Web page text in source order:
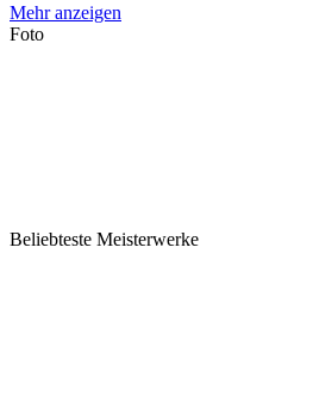
Mehr anzeigen
Foto
Beliebteste Meisterwerke